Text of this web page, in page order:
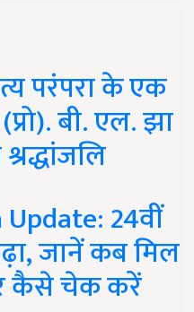
परंपरा के एक
बी. एल. झा
24वीं
जानें कब मिल
कैसे चेक करें